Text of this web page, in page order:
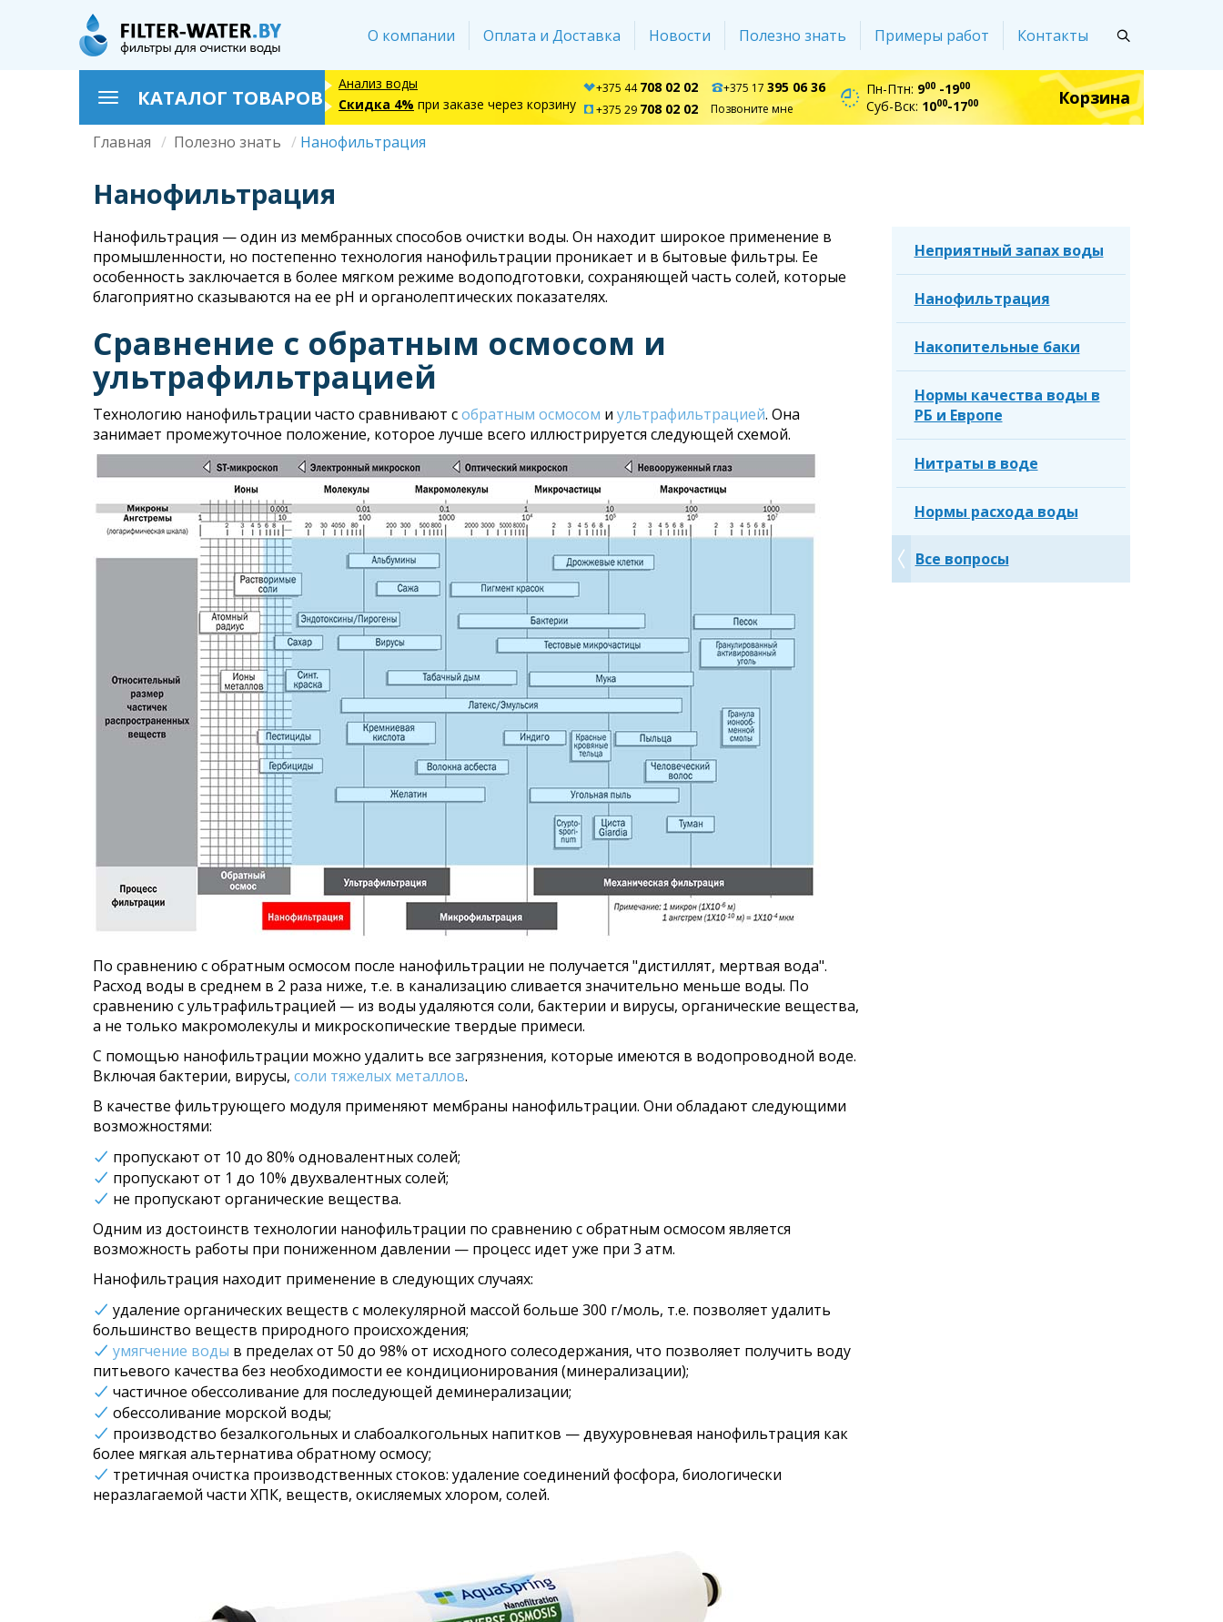
содержанию
О компании Оплата и Доставка Новости Полезно знать Примеры работ Контакты
ToggleКАТАЛОГ ТОВАРОВ
Анализ воды
Скидка 4% при заказе через корзину
+375 44708 02 02
+375 29 708 02 02
+375 17 395 06 36
Позвоните мне
Пн-Птн: 900 -1900
Суб-Вск: 1000-1700 Корзина
Строка
навигации
Главная Полезно знать Нанофильтрация
Нанофильтрация
Нанофильтрация — один из мембранных способов очистки воды. Он находит широкое применение в
промышленности, но постепенно технология нанофильтрации проникает и в бытовые фильтры. Ее
особенность заключается в более мягком режиме водоподготовки, сохраняющей часть солей, которые
благоприятно сказываются на ее pH и органолептических показателях.
Сравнение с обратным осмосом и
ультрафильтрацией
Технологию нанофильтрации часто сравнивают собратным осмосом и ультрафильтрацией. Она
занимает промежуточное положение, которое лучше всего иллюстрируется следующей схемой.
По сравнению с обратным осмосом после нанофильтрации не получается "дистиллят, мертвая вода".
Расход воды в среднем в 2 раза ниже, т.е. в канализацию сливается значительно меньше воды. По
сравнению с ультрафильтрацией — из воды удаляются соли, бактерии и вирусы, органические вещества,
а не только макромолекулы и микроскопические твердые примеси.
С помощью нанофильтрации можно удалить все загрязнения, которые имеются в водопроводной воде.
Включая бактерии, вирусы, соли тяжелых металлов.
В качестве фильтрующего модуля применяют мембраны нанофильтрации. Они обладают следующими
возможностями:
пропускают от 10 до 80% одновалентных солей;
пропускают от 1 до 10% двухвалентных солей;
не пропускают органические вещества.
Одним из достоинств технологии нанофильтрации по сравнению с обратным осмосом является
возможность работы при пониженном давлении — процесс идет уже при 3 атм.
Нанофильтрация находит применение в следующих случаях:
удаление органических веществ с молекулярной массой больше 300 г/моль, т.е. позволяет удалить
большинство веществ природного происхождения;
умягчение воды в пределах от 50 до 98% от исходного солесодержания, что позволяет получить воду
питьевого качества без необходимости ее кондиционирования (минерализации);
частичное обессоливание для последующей деминерализации;
обессоливание морской воды;
производство безалкогольных и слабоалкогольных напитков — двухуровневая нанофильтрация как
более мягкая альтернатива обратному осмосу;
третичная очистка производственных стоков: удаление соединений фосфора, биологически
неразлагаемой части ХПК, веществ, окисляемых хлором, солей.
Неприятный запах воды
Нанофильтрация
Накопительные баки
Нормы качества воды в
РБ и Европе
Нитраты в воде
Нормы расхода воды
Все вопросы